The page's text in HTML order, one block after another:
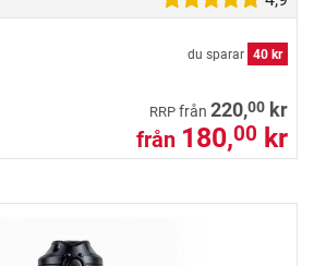
du sparar 40 kr
RRP från 220,00 kr
från 180,00 kr